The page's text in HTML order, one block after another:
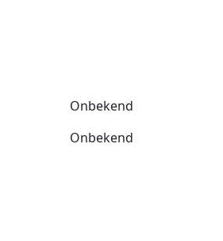
Onbekend
Onbekend